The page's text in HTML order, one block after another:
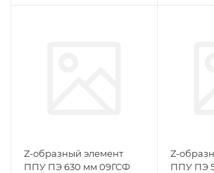
Z-образный элемент
ППУ ПЭ 630 мм 09ГСФ
Z-
ППУ ПЭ